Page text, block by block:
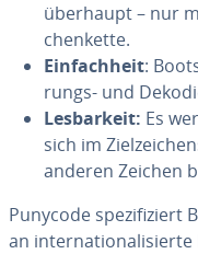
überhaupt – nur
chen­ket­te.
Ein­fach­heit:
rungs- und
Les­bar­keit: Es
sich im
anderen Zeichen
Punycode spe­zi­fi­ziert
an in­ter­na­tio­na­li­sier­te